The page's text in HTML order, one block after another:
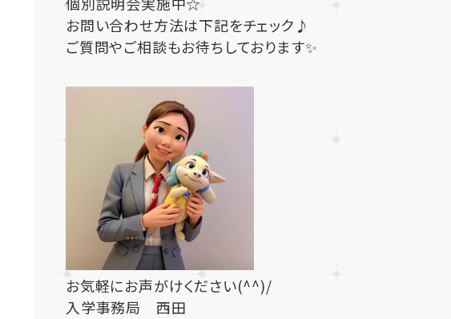
お問い合わせ方法は下記をチェック♪
ご質問やご相談もお待ちしております✨
お気軽にお声がけください(^^)/
入学事務局 西田